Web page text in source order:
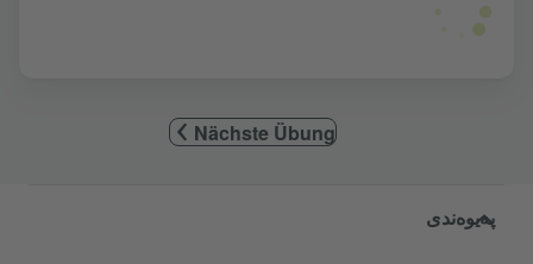
Nächste Übung
Service- und Informationsbereich
پەیوەندی